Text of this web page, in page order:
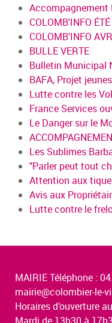
COLOMB'INFO
COLOMB'INFO
BULLE VERTE
Bulletin Municipal
BAFA, Projet jeunes
Lutte contre les
France Services
Le Danger sur le
Les Sublimes
"Parler peut tout
Attention aux
Avis aux
Lutte contre le
MAIRIE Téléphone :
mairie@colombier-le-
Horaires d’ouverture